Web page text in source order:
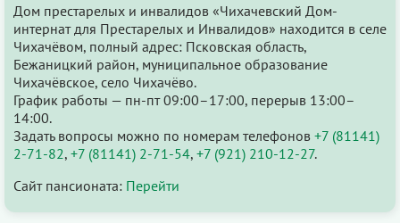
Дом престарелых и инвалидов «Чихачевский Дом-
интернат для Престарелых и Инвалидов» находится в селе
Чихачёвом, полный адрес: Псковская область,
Бежаницкий район, муниципальное образование
Чихачёвское, село Чихачёво.
График работы — пн-пт 09:00–17:00, перерыв 13:00–
14:00.
Задать вопросы можно по номерам телефонов +7 (81141)
2-71-82, +7 (81141) 2-71-54, +7 (921) 210-12-27.
Сайт пансионата: Перейти